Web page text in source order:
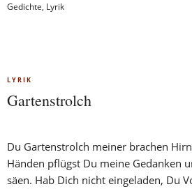
Gedichte, Lyrik
LYRIK
Gartenstrolch
Du Gartenstrolch meiner brachen
Händen pflügst Du meine Gedanken
säen. Hab Dich nicht eingeladen, Du